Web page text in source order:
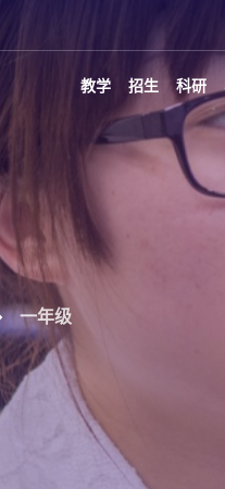
教学 招生 科研
一年级